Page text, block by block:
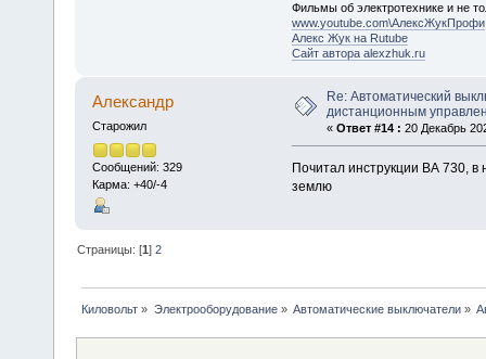
Фильмы об электротехнике и не
www.youtube.com\АлексЖукПрофи
Алекс Жук на Rutube
Сайт автора alexzhuk.ru
Алексaндр
Старожил
Сообщений: 329
Карма: +40/-4
Re: Автоматический
дистанционным
« Ответ #14 : 20 Декабрь
Почитал инструкции ВА 730,
землю
Страницы: [1]2
Киловольт » Электрооборудование» Автоматические выключатели»